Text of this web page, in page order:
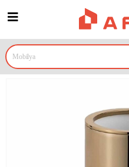
Prijava za članove